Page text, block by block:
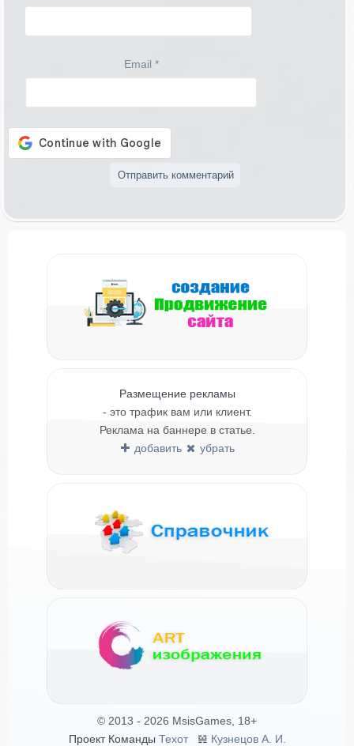
Email *
Размещение рекламы
- это трафик вам или клиент.
Реклама на баннере в статье.
добавить
убрать
© 2013 - 2026 MsisGames, 18+
Проект Команды Техот 𝌴 Кузнецов А. И.